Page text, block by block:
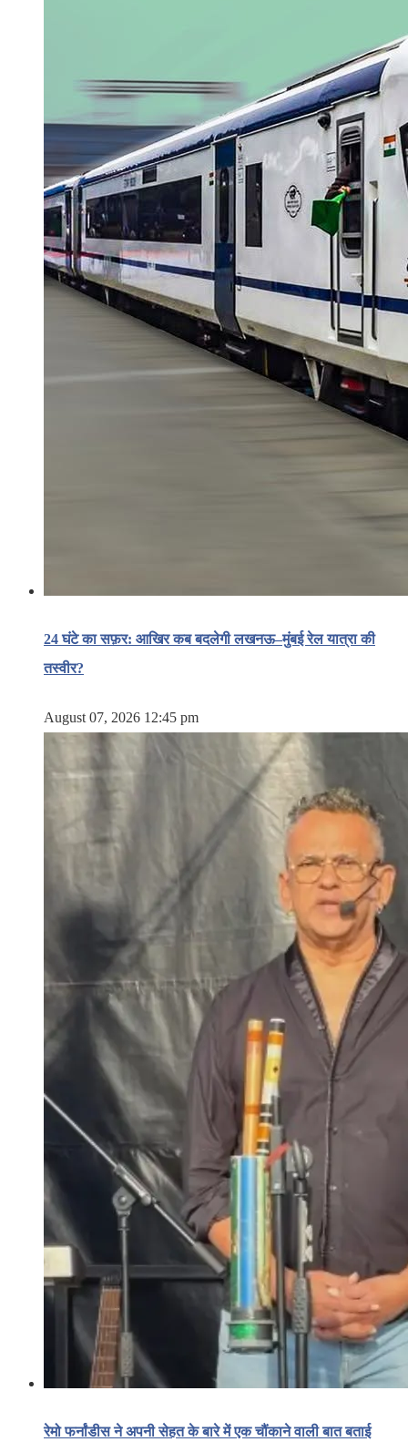
24 घंटे का सफ़र: आखिर कब बदलेगी लखनऊ–मुंबई रेल यात्रा की
तस्वीर?
August 07, 2026 12:45 pm
रेमो फर्नांडीस ने अपनी सेहत के बारे में एक चौंकाने वाली बात बताई